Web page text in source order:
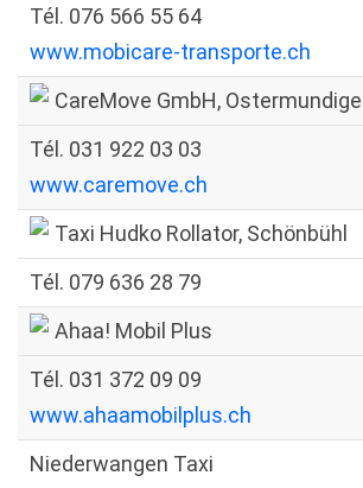
Tél. 076 566 55 64
www.mobicare-transporte.ch
CareMove GmbH,
Tél. 031 922 03 03
www.caremove.ch
Taxi Hudko Rollator, Schönbühl
Tél. 079 636 28 79
Ahaa! Mobil Plus
Tél. 031 372 09 09
www.ahaamobilplus.ch
Niederwangen Taxi